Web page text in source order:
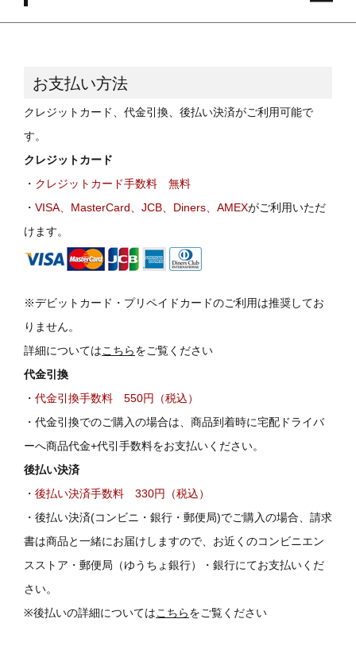
お支払い方法
クレジットカード、代金引換、後払い決済がご利用可能で
す。
クレジットカード
・ クレジットカード手数料 無料
・ VISA、MasterCard、JCB、Diners、AMEXがご利用いただ
けます。
※デビットカード・プリペイドカードのご利用は推奨してお
りません。
詳細についてはこちらをご覧ください
代金引換
・ 代金引換手数料 550円（税込）
・代金引換でのご購入の場合は、商品到着時に宅配ドライバ
ーへ商品代金+代引手数料をお支払いください。
後払い決済
・ 後払い決済手数料 330円（税込）
・後払い決済(コンビニ・銀行・郵便局)でご購入の場合、 請求
書は商品と一緒にお届けしますので、お近くのコンビニエン
スストア・郵便局（ゆうちょ銀行）・銀行にてお支払いくだ
さい。
※後払いの詳細についてはこちらをご覧ください